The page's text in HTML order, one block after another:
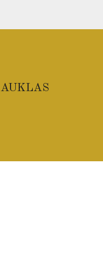
AUKLAS